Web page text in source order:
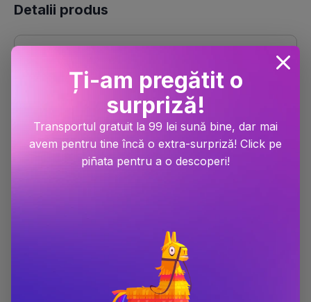
Detalii produs
Dimensiune 130x200
208
9789737623614
Literatura religioasa
Ți-am pregătit o
surpriză!
Transportul gratuit la 99 lei sună bine, dar mai
avem pentru tine încă o extra-surpriză! Click pe
piñata pentru a o descoperi!